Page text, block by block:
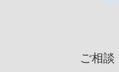
ご相談